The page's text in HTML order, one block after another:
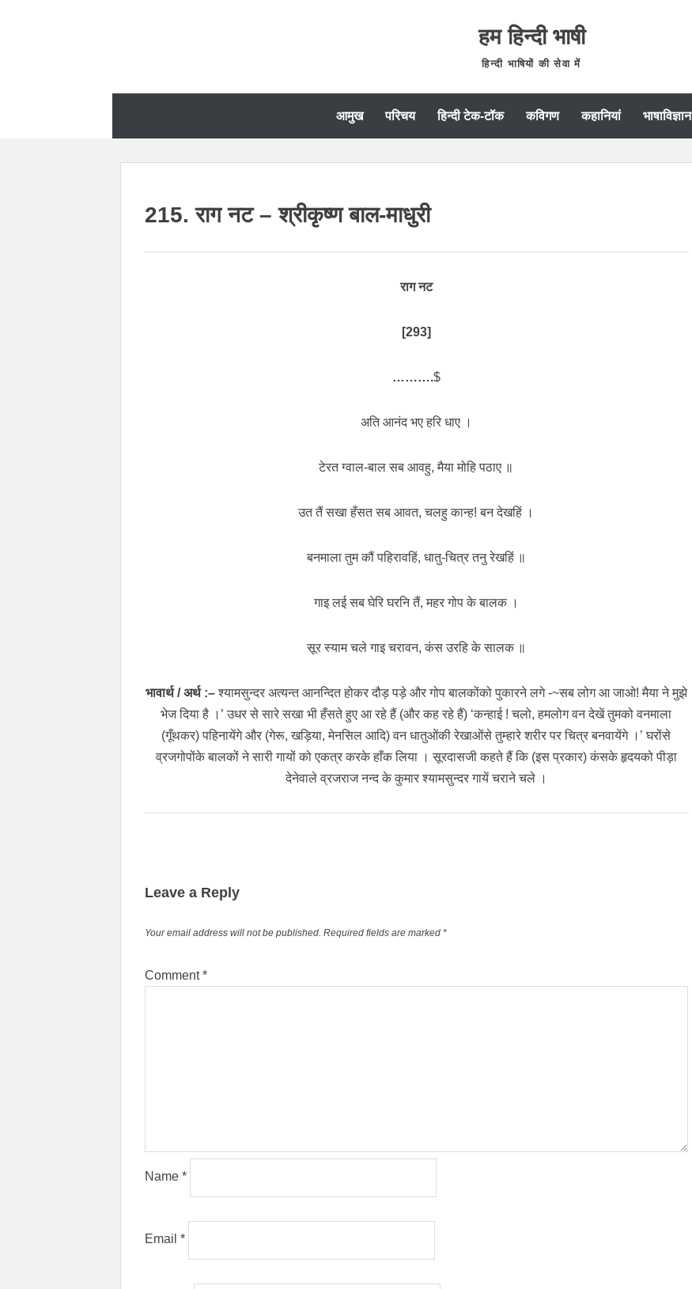
हम हिन्दी भाषी
हिन्दी भाषियों की सेवा में
आमुख परिचय हिन्दी टेक-टॉक कविगण कहानियां भाषाविज्ञान
215. राग नट – श्रीकृष्ण बाल-माधुरी
राग नट
[293]
……….$
अति आनंद भए हरि धाए ।
टेरत ग्वाल-बाल सब आवहु, मैया मोहि पठाए ॥
उत तैं सखा हँसत सब आवत, चलहु कान्ह! बन देखहिं ।
बनमाला तुम कौं पहिरावहिं, धातु-चित्र तनु रेखहिं ॥
गाइ लई सब घेरि घरनि तैं, महर गोप के बालक ।
सूर स्याम चले गाइ चरावन, कंस उरहि के सालक ॥
भावार्थ / अर्थ :–श्यामसुन्दर अत्यन्त आनन्दित होकर दौड़ पड़े और गोप बालकोंको पुकारने लगे -~सब लोग आ जाओ! मैया ने मुझे
भेज दिया है ।’ उधर से सारे सखा भी हँसते हुए आ रहे हैं (और कह रहे हैं) ‘कन्हाई ! चलो, हमलोग वन देखें तुमको वनमाला
(गूँथकर) पहिनायेंगे और (गेरू, खड़िया, मेनसिल आदि) वन धातुओंकी रेखाओंसे तुम्हारे शरीर पर चित्र बनवायेंगे ।’ घरोंसे
व्रजगोपोंके बालकों ने सारी गायों को एकत्र करके हाँक लिया । सूरदासजी कहते हैं कि (इस प्रकार) कंसके हृदयको पीड़ा
देनेवाले व्रजराज नन्द के कुमार श्यामसुन्दर गायें चराने चले ।
Leave a Reply
Your email address will not be published. Required fields are marked *
Comment*
Name *
Email *